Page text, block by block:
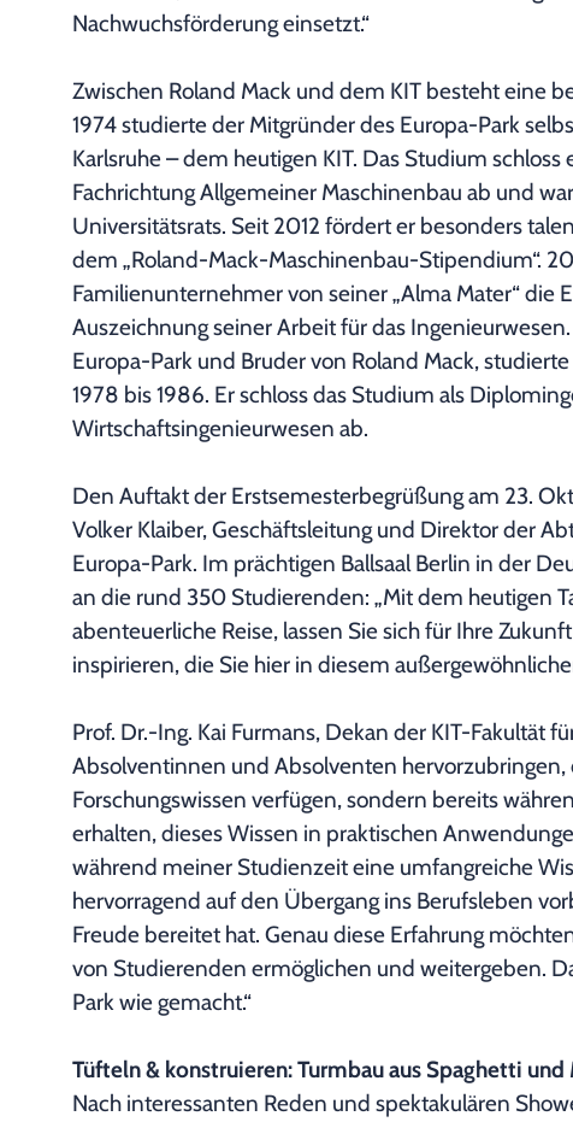
Nachwuchsförderung einsetzt.“
Zwischen Roland Mack und dem KIT besteht eine
1974 studierte der Mitgründer des Europa-Park
Karlsruhe – dem heutigen KIT. Das Studium
Fachrichtung Allgemeiner Maschinenbau ab und
Universitätsrats. Seit 2012 fördert er besonders
dem „Roland-Mack-Maschinenbau-Stipendium“.
Familienunternehmer von seiner „Alma Mater“ die
Auszeichnung seiner Arbeit für das
Europa-Park und Bruder von Roland Mack,
1978 bis 1986. Er schloss das Studium als
Wirtschaftsingenieurwesen ab.
Den Auftakt der Erstsemesterbegrüßung am 23.
Volker Klaiber, Geschäftsleitung und Direktor der
Europa-Park. Im prächtigen Ballsaal Berlin in der
an die rund 350 Studierenden: „Mit dem heutigen
abenteuerliche Reise, lassen Sie sich für Ihre
inspirieren, die Sie hier in diesem
Prof. Dr.-Ing. Kai Furmans, Dekan der KIT-Fakultät
Absolventinnen und Absolventen hervorzubringen,
Forschungswissen verfügen, sondern bereits
erhalten, dieses Wissen in praktischen
während meiner Studienzeit eine umfangreiche
hervorragend auf den Übergang ins Berufsleben
Freude bereitet hat. Genau diese Erfahrung
von Studierenden ermöglichen und weitergeben.
Park wie gemacht.“
Tüfteln & konstruieren: Turmbau aus Spaghetti
Nach interessanten Reden und spektakulären